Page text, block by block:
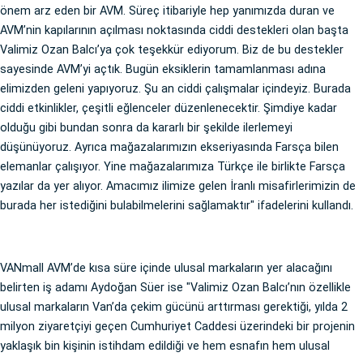
önem arz eden bir AVM. Süreç itibariyle hep yanımızda duran ve
AVM’nin kapılarının açılması noktasında ciddi destekleri olan başta
Valimiz Ozan Balcı’ya çok teşekkür ediyorum. Biz de bu destekler
sayesinde AVM’yi açtık. Bugün eksiklerin tamamlanması adına
elimizden geleni yapıyoruz. Şu an ciddi çalışmalar içindeyiz. Burada
ciddi etkinlikler, çeşitli eğlenceler düzenlenecektir. Şimdiye kadar
olduğu gibi bundan sonra da kararlı bir şekilde ilerlemeyi
düşünüyoruz. Ayrıca mağazalarımızın ekseriyasında Farsça bilen
elemanlar çalışıyor. Yine mağazalarımıza Türkçe ile birlikte Farsça
yazılar da yer alıyor. Amacımız ilimize gelen İranlı misafirlerimizin de
burada her istediğini bulabilmelerini sağlamaktır" ifadelerini kullandı.
VANmall AVM’de kısa süre içinde ulusal markaların yer alacağını
belirten iş adamı Aydoğan Süer ise "Valimiz Ozan Balcı’nın özellikle
ulusal markaların Van’da çekim gücünü arttırması gerektiği, yılda 2
milyon ziyaretçiyi geçen Cumhuriyet Caddesi üzerindeki bir projenin
yaklaşık bin kişinin istihdam edildiği ve hem esnafın hem ulusal